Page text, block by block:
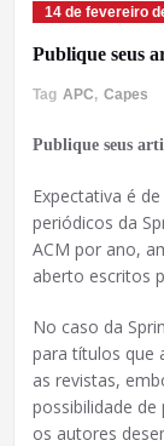
14 de fevereiro
Publique seus
Tag APC, Capes
Publique seus
Expectativa é
periódicos da
ACM por ano,
aberto escritos
No caso da
para títulos que
as revistas,
possibilidade
os autores